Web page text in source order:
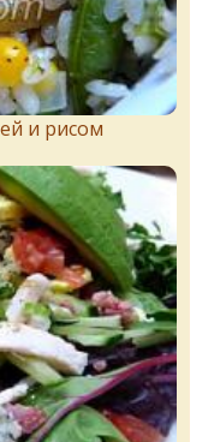
и рисом